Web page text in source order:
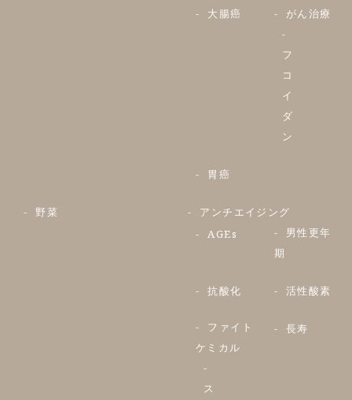
大腸癌
がん治療
フ
コ
イ
ダ
ン
胃癌
野菜
アンチエイジング
AGEs
男性更年
期
抗酸化 活性酸素
ファイト
ケミカル
ス
長寿